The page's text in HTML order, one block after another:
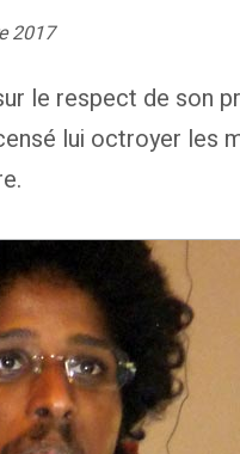
2017
le respect de son
lui octroyer les